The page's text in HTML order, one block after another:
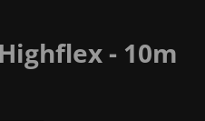
- 10m